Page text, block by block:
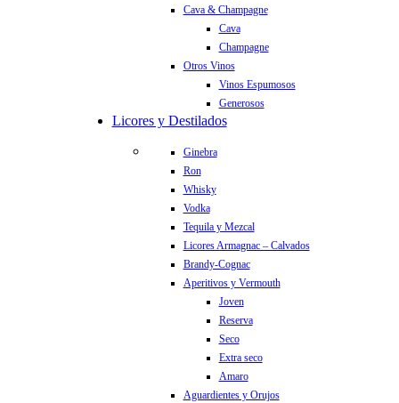
Cava & Champagne
Cava
Champagne
Otros Vinos
Vinos Espumosos
Generosos
Licores y Destilados
Ginebra
Ron
Whisky
Vodka
Tequila y Mezcal
Licores Armagnac – Calvados
Brandy-Cognac
Aperitivos y Vermouth
Joven
Reserva
Seco
Extra seco
Amaro
Aguardientes y Orujos